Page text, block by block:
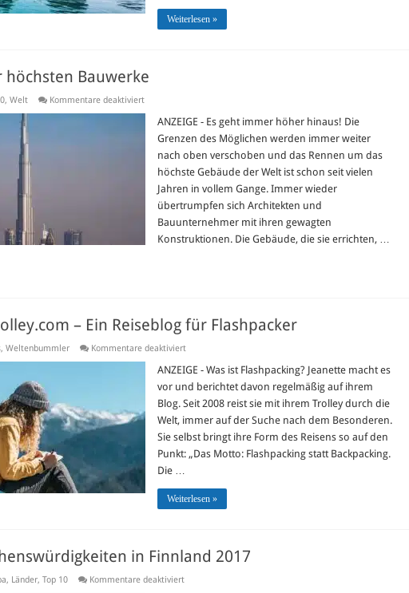
Weiterlesen »
höchsten Bauwerke
, Welt Kommentare deaktiviertfür
höchsten
Bauwerke
ANZEIGE - Es geht immer höher hinaus! Die
Grenzen des Möglichen werden immer weiter
nach oben verschoben und das Rennen um das
höchste Gebäude der Welt ist schon seit vielen
Jahren in vollem Gange. Immer wieder
übertrumpfen sich Architekten und
Bauunternehmer mit ihren gewagten
Konstruktionen. Die Gebäude, die sie errichten, …
– Ein Reiseblog für Flashpacker
, Weltenbummler Kommentare deaktiviertfür
your-
–
Ein
Reiseblog
für
Flashpacker
ANZEIGE - Was ist Flashpacking? Jeanette macht es
vor und berichtet davon regelmäßig auf ihrem
Blog. Seit 2008 reist sie mit ihrem Trolley durch die
Welt, immer auf der Suche nach dem Besonderen.
Sie selbst bringt ihre Form des Reisens so auf den
Punkt: „Das Motto: Flashpacking statt Backpacking.
Die …
Weiterlesen »
in Finnland 2017
, Länder, Top 10 Kommentare deaktiviertfür